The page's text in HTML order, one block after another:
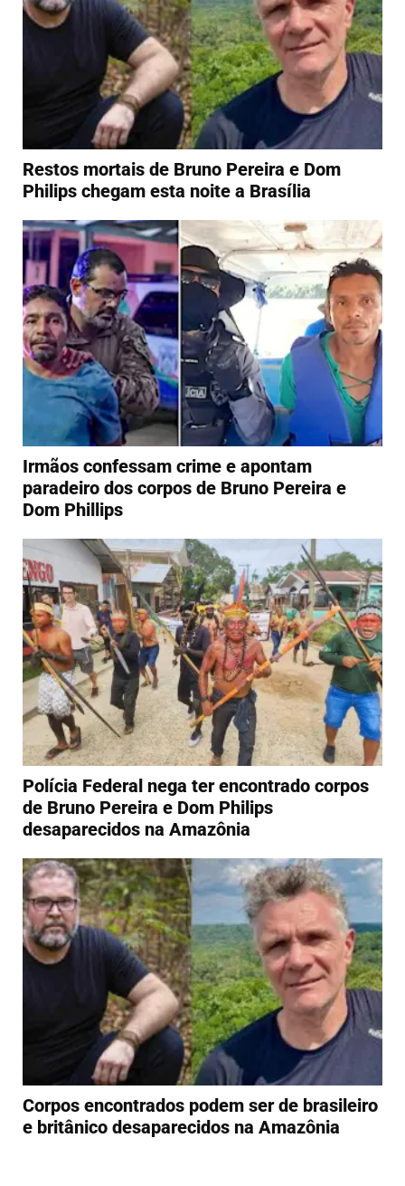
Restos mortais de Bruno Pereira e Dom
Philips chegam esta noite a Brasília
Irmãos confessam crime e apontam
paradeiro dos corpos de Bruno Pereira e
Dom Phillips
Polícia Federal nega ter encontrado corpos
de Bruno Pereira e Dom Philips
desaparecidos na Amazônia
Corpos encontrados podem ser de brasileiro
e britânico desaparecidos na Amazônia